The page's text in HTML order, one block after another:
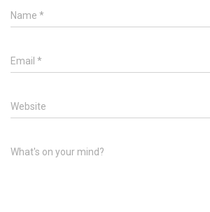
Name *
Email *
Website
What's on your mind?